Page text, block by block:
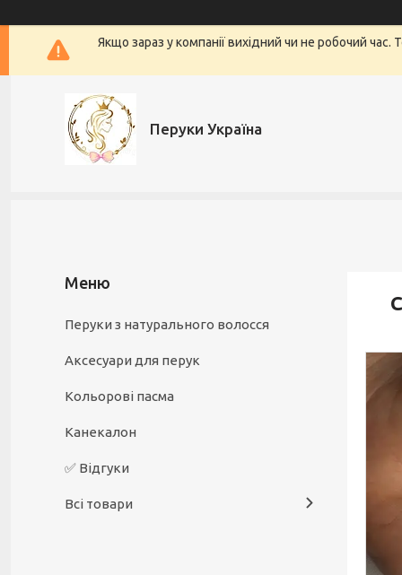
Якщо зараз у компанії вихідний чи не робочий
Перуки Україна
Перуки з натурального волосся
Аксесуари для перук
Кольорові пасма
Канекалон
✅ Відгуки
Всі товари